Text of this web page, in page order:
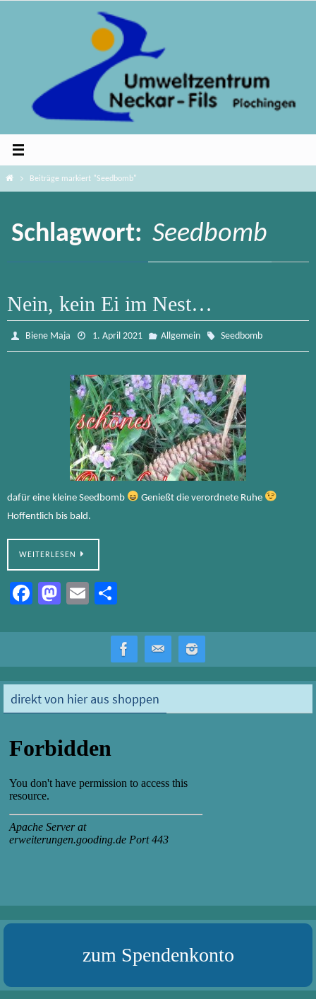
HomeBeiträge markiert "Seedbomb"
Schlagwort: Seedbomb
Nein, kein Ei im Nest…
Biene Maja 1. April 2021 Allgemein Seedbomb
dafür eine kleine Seedbomb
Genießt die verordnete Ruhe
Hoffentlich bis bald.
WEITERLESEN
Fa
b
o
ok
M
to
d
o
n
E
ail n
direkt von hier aus shoppen
zum Spendenkonto